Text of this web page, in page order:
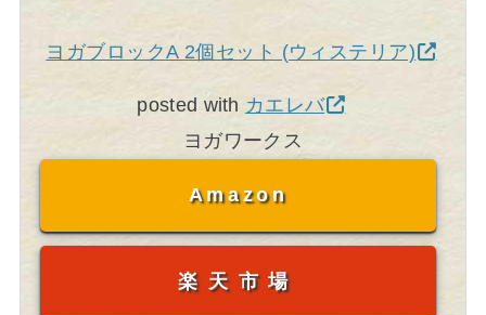
ヨガブロックA 2個セット (ウィステリア)
posted with カエレバ
ヨガワークス
Amazon
楽天市場